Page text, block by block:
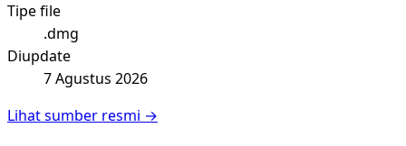
Tipe file
.dmg
Diupdate
7 Agustus 2026
Lihat sumber resmi →